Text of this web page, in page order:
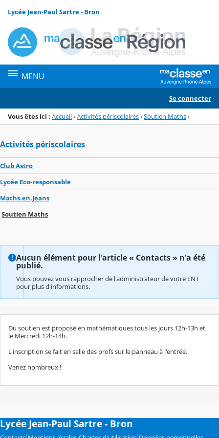
Menu de la rubrique
Contenu
Lycée Jean-Paul Sartre - Bron
MENU
Se connecter
Vous êtes ici : Accueil›Activités périscolaires›Soutien Maths›
Activités périscolaires
Club Astro
Lycée Eco-responsable
Maths.en.Jeans
Soutien Maths
Aucun élément pour l'article « Contacts » n'a été
publié.
Vous pouvez vous rapprocher de l'administrateur de votre ENT
pour plus d'informations.
Du soutien est proposé en mathématiques tous les jours 12h-13h et
le Mercredi 12h-14h.
L'inscription se fait en salle des profs sur le panneau à l'entrée.
Venez nombreux !
Lycée Jean-Paul Sartre - Bron